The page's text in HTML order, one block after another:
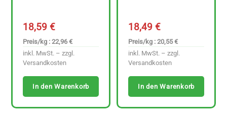
18,59€
Preis/kg : 22,96 €
inkl. MwSt. – zzgl.
Versandkosten
In den Warenkorb
18,49€
Preis/kg : 20,55 €
inkl. MwSt. – zzgl.
Versandkosten
In den Warenkorb